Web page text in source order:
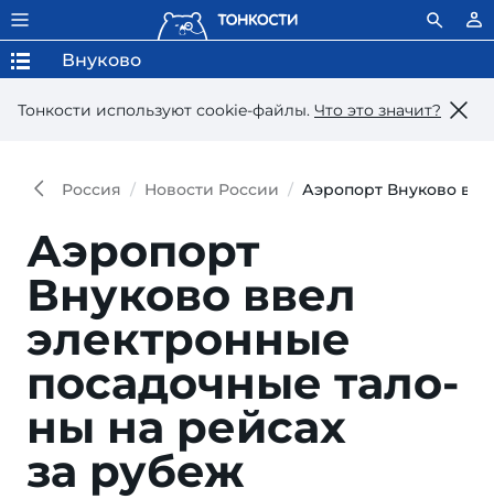
Тонкости используют сookie-файлы. Что это значит?
Внуково
Россия Новости России Аэропорт Внуково
Аэропорт
Внуково ввел
элект­ронные
посадоч­ные тало­
ны на рейсах
за рубеж